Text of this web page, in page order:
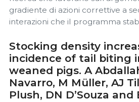
gradiente di azioni correttive a
interazioni che il programma
Stocking density
incidence of tail biting
weaned pigs. A
Navarro, M Müller, AJ
Plush, DN D’Souza and